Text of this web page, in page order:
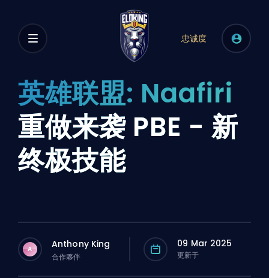
忠诚度
英雄联盟: Naafiri
重做来袭 PBE - 新
终极技能
A Anthony King
合作夥伴
09 Mar 2025
更新于